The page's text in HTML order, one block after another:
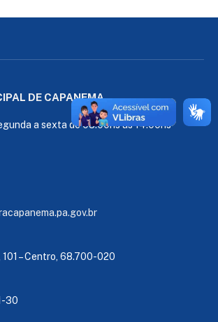
DE CAPANEMA
a sexta de 08:00hs às 14:00hs
gov.br
101 – Centro, 68.700-020
30